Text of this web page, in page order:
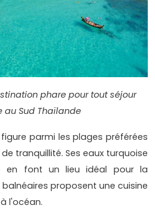
phare pour tout séjour
au Sud Thaïlande
parmi les plages préférées
tranquillité. Ses eaux turquoise
en font un lieu idéal pour la
proposent une cuisine
l'océan.